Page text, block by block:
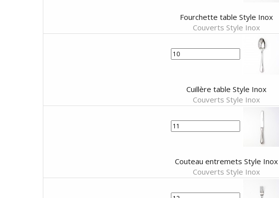
Fourchette table Style Inox
Couverts Style Inox
Cuillère table Style Inox
Couverts Style Inox
Couteau entremets Style Inox
Couverts Style Inox